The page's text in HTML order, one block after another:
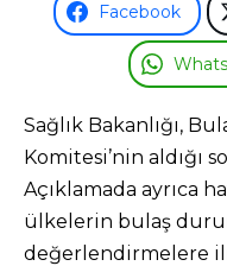
Facebook
Sağlık Bakanlığı,
Komitesi’nin aldığı
Açıklamada ayrıca
ülkelerin bulaş
değerlendirmelere